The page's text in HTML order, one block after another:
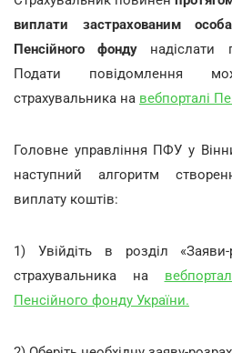
виплати застрахованим
Пенсійного фонду надіслати
Подати повідомлення
страхувальника на вебпорталі
Головне управління ПФУ у
наступний алгоритм
виплату коштів:
1) Увійдіть в розділ «Заяви-
страхувальника на
Пенсійного фонду України.